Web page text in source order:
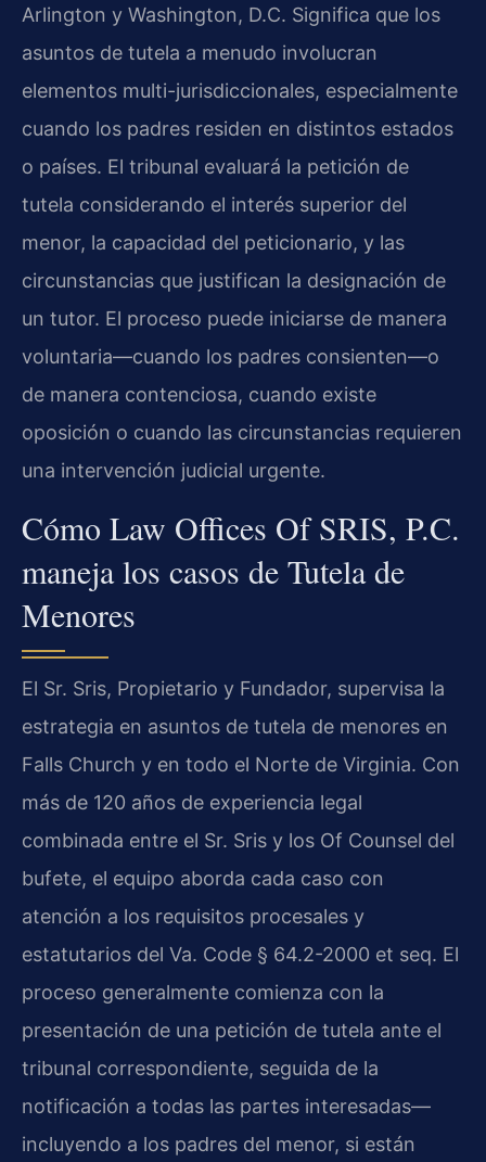
Arlington y Washington, D.C. Significa que los
asuntos de tutela a menudo involucran
elementos multi-jurisdiccionales, especialmente
cuando los padres residen en distintos estados
o países. El tribunal evaluará la petición de
tutela considerando el interés superior del
menor, la capacidad del peticionario, y las
circunstancias que justifican la designación de
un tutor. El proceso puede iniciarse de manera
voluntaria—cuando los padres consienten—o
de manera contenciosa, cuando existe
oposición o cuando las circunstancias requieren
una intervención judicial urgente.
Cómo Law Offices Of SRIS, P.C.
maneja los casos de Tutela de
Menores
El Sr. Sris, Propietario y Fundador, supervisa la
estrategia en asuntos de tutela de menores en
Falls Church y en todo el Norte de Virginia. Con
más de 120 años de experiencia legal
combinada entre el Sr. Sris y los Of Counsel del
bufete, el equipo aborda cada caso con
atención a los requisitos procesales y
estatutarios del Va. Code § 64.2-2000 et seq. El
proceso generalmente comienza con la
presentación de una petición de tutela ante el
tribunal correspondiente, seguida de la
notificación a todas las partes interesadas—
incluyendo a los padres del menor, si están